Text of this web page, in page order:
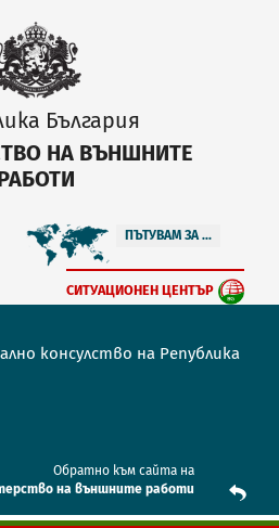
България
НА ВЪНШНИТЕ
ПЪТУВАМ ЗА ...
СИТУАЦИОНЕН ЦЕНТЪР
консулство на Република
Обратно към сайта на
на външните работи